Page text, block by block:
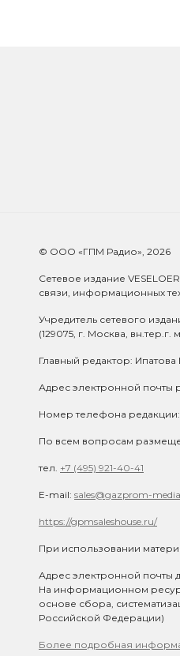
© ООО «ГПМ Радио», 2026
Сетевое издание
связи, информационных
Учредитель сетевого
(129075, г. Москва,
Главный редактор: Ипатова
Адрес электронной почты
Номер телефона редакции:
По всем вопросам
тел. +7 (495) 921-40-41
E-mail: sales@gazprom-
https://gpmsaleshouse.ru/
При использовании
Адрес электронной почты
На информационном
основе сбора,
Российской Федерации)
Более подробная